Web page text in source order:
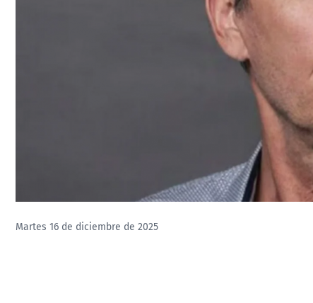
Martes 16 de diciembre de 2025